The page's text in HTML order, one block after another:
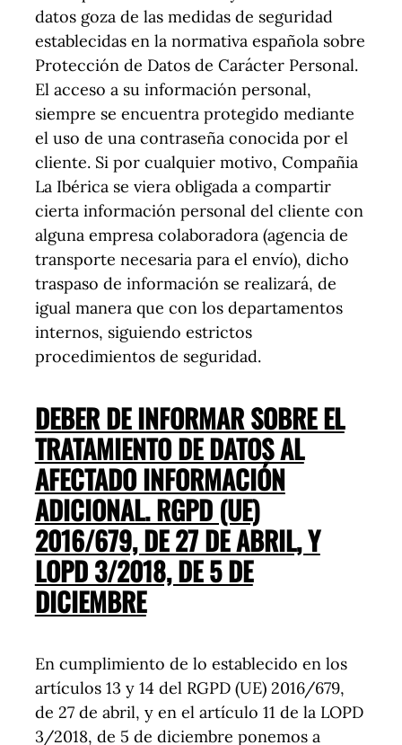
datos goza de las medidas de seguridad
establecidas en la normativa española sobre
Protección de Datos de Carácter Personal.
El acceso a su información personal,
siempre se encuentra protegido mediante
el uso de una contraseña conocida por el
cliente. Si por cualquier motivo, Compañia
La Ibérica se viera obligada a compartir
cierta información personal del cliente con
alguna empresa colaboradora (agencia de
transporte necesaria para el envío), dicho
traspaso de información se realizará, de
igual manera que con los departamentos
internos, siguiendo estrictos
procedimientos de seguridad.
DEBER DE INFORMAR SOBRE EL
TRATAMIENTO DE DATOS AL
AFECTADO INFORMACIÓN
ADICIONAL. RGPD (UE)
2016/679, DE 27 DE ABRIL, Y
LOPD 3/2018, DE 5 DE
DICIEMBRE
En cumplimiento de lo establecido en los
artículos 13 y 14 del RGPD (UE) 2016/679,
de 27 de abril, y en el artículo 11 de la LOPD
3/2018, de 5 de diciembre ponemos a